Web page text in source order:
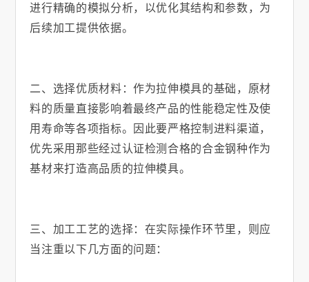
进行精确的模拟分析，以优化其结构和参数，为
后续加工提供依据。
二、选择优质材料：作为拉伸模具的基础，原材
料的质量直接影响着最终产品的性能稳定性及使
用寿命等各项指标。因此要严格控制进料渠道，
优先采用那些经过认证检测合格的合金钢种作为
基材来打造高品质的拉伸模具。
三、加工工艺的选择：在实际操作环节里，则应
当注重以下几方面的问题：